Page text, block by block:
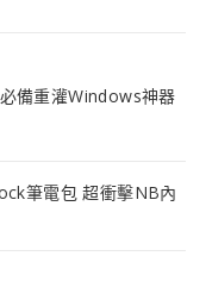
備重灌Windows神器
筆電包 超衝擊NB內